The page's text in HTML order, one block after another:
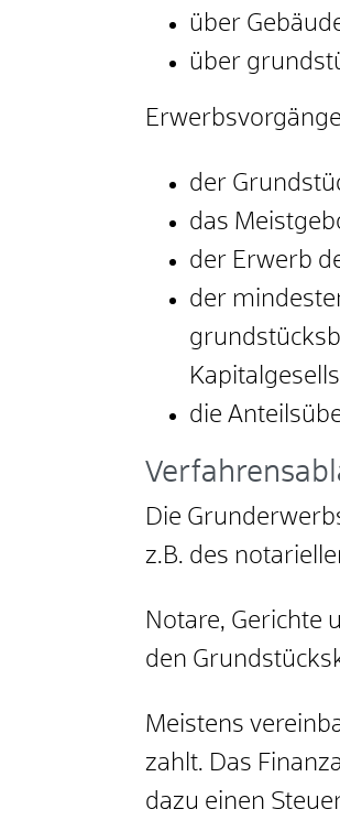
über
über
der
das
der Erwerb
der
die
Die
z.B. des
Notare, Gerichte
den
Meistens
zahlt. Das
dazu einen